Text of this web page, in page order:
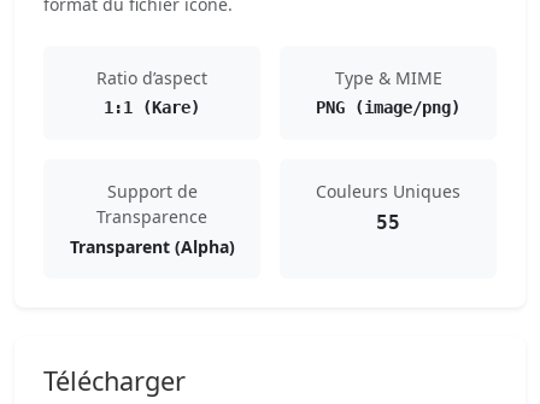
Ratio d’aspect
1:1 (Kare)
Type & MIME
PNG (image/png)
Support de
Transparence
Transparent (Alpha)
Couleurs Uniques
55
Télécharger